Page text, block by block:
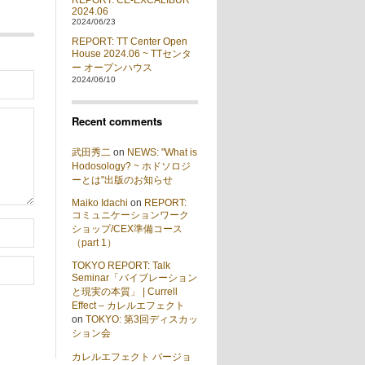
2024.06
2024/06/23
REPORT: TT Center Open
House 2024.06 ~ TTセンタ
ー オープンハウス
2024/06/10
Recent comments
武田秀二 on NEWS: "What is
Hodosology? ~ ホドソロジ
ーとは"出版のお知らせ
Maiko Idachi on REPORT:
コミュニケーションワーク
ショップ/CEX準備コース
（part 1）
TOKYO REPORT: Talk
Seminar「バイブレーション
と現実の本質」 | Currell
Effect – カレルエフェクト
on TOKYO: 第3回ディスカッ
ション会
カレルエフェクト バージョ